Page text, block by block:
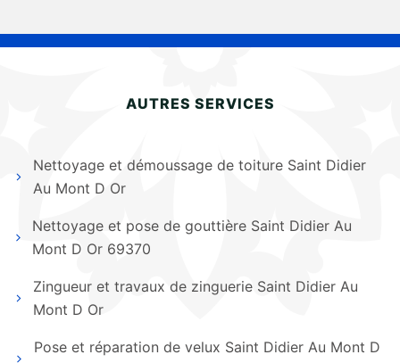
AUTRES SERVICES
Nettoyage et démoussage de toiture Saint Didier
Au Mont D Or
Nettoyage et pose de gouttière Saint Didier Au
Mont D Or 69370
Zingueur et travaux de zinguerie Saint Didier Au
Mont D Or
Pose et réparation de velux Saint Didier Au Mont D